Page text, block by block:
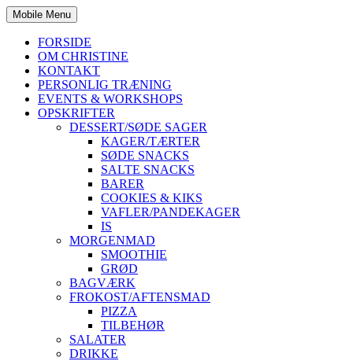
Mobile Menu
FORSIDE
OM CHRISTINE
KONTAKT
PERSONLIG TRÆNING
EVENTS & WORKSHOPS
OPSKRIFTER
DESSERT/SØDE SAGER
KAGER/TÆRTER
SØDE SNACKS
SALTE SNACKS
BARER
COOKIES & KIKS
VAFLER/PANDEKAGER
IS
MORGENMAD
SMOOTHIE
GRØD
BAGVÆRK
FROKOST/AFTENSMAD
PIZZA
TILBEHØR
SALATER
DRIKKE